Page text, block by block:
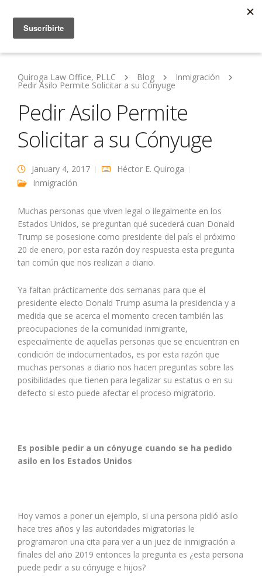
Quiroga Law Office, PLLC Blog Inmigración
Pedir Asilo Permite Solicitar a su Cónyuge
Pedir Asilo Permite
Solicitar a su Cónyuge
January 4, 2017
Héctor E. Quiroga
Inmigración
Muchas personas que viven legal o ilegalmente en los
Estados Unidos, se preguntan qué sucederá cuan Donald
Trump se posesione como presidente del país el próximo
20 de enero, por esta razón doy respuesta esta pregunta
tan común que nos realizan a diario.
Ya faltan prácticamente dos semanas para que el
presidente electo Donald Trump asuma la presidencia y a
medida que se acerca el momento crecen también las
preocupaciones de la comunidad inmigrante,
especialmente de aquellas personas que se encuentran en
condición de indocumentados, es por esta razón que
muchas personas a diario nos hacen preguntas sobre las
posibilidades que tienen para legalizar su estatus o en su
defecto si esto puede afectar el proceso migratorio.
Es posible pedir a un cónyuge cuando se ha pedido
asilo en los Estados Unidos
Hoy vamos a poner un ejemplo, si una persona pidió asilo
hace tres años y las autoridades migratorias le
programaron una cita para ver a un juez de inmigración a
finales del año 2019 entonces la pregunta es ¿esta persona
puede pedir a su cónyuge e hijos?